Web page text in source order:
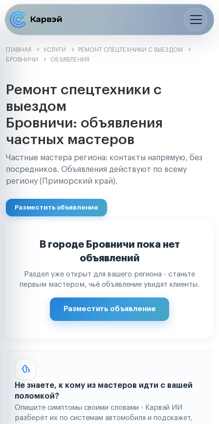
ГЛАВНАЯ УСЛУГИ
РЕМОНТ СПЕЦТЕХНИКИ С ВЫЕЗДОМ
БРОВНИЧИ
ОБЪЯВЛЕНИЯ
Ремонт спецтехники с
выездом
Бровничи: объявления
частных мастеров
Частные мастера региона: контакты напрямую, без
посредников. Объявления действуют по всему
региону (Приморский край).
Разместить объявление
В городе Бровничи пока нет
объявлений
Раздел уже открыт для вашего региона - станьте
первым мастером, чьё объявление увидят клиенты.
Разместить объявление
Не знаете, к кому из мастеров идти с вашей
поломкой?
Опишите симптомы своими словами - Карвэй ИИ
разберёт их по системам автомобиля и подскажет,